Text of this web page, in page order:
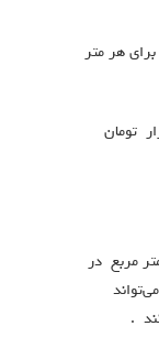
تا 1,150,000 تومان برای هر متر
تابلویی دلتا و گلوري از ٦٥٠ هزار تومان
هر متر مربع در
می‌تواند
.